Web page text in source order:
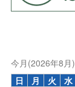
今月(2026年8月)
日
月 火 水